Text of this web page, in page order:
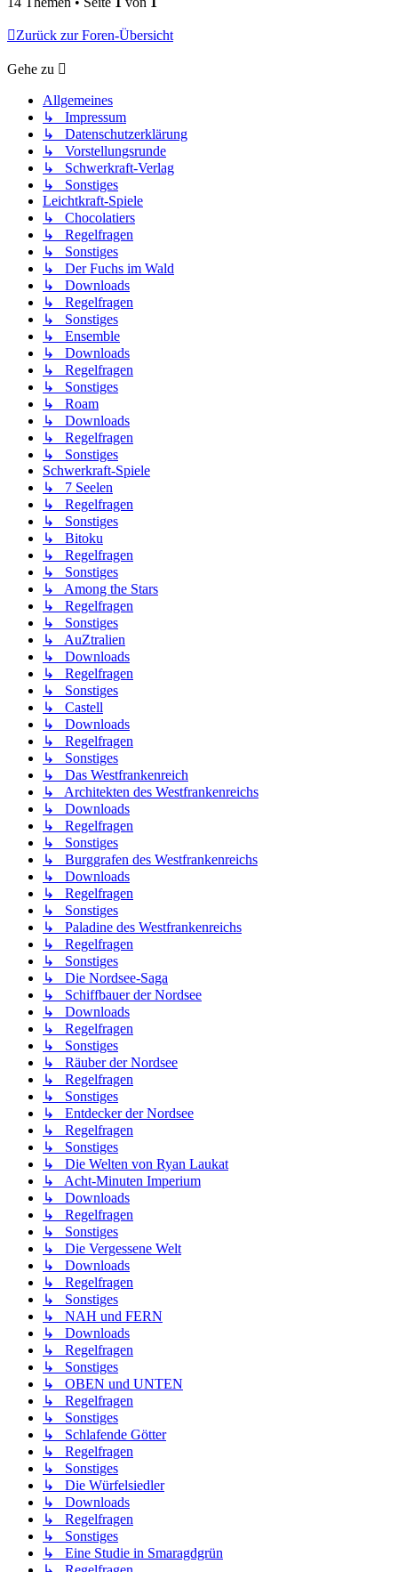
Zurück zur Foren-Übersicht
Gehe zu
Allgemeines
↳ Impressum
↳ Datenschutzerklärung
↳ Vorstellungsrunde
↳ Schwerkraft-Verlag
↳ Sonstiges
Leichtkraft-Spiele
↳ Chocolatiers
↳ Regelfragen
↳ Sonstiges
↳ Der Fuchs im Wald
↳ Downloads
↳ Regelfragen
↳ Sonstiges
↳ Ensemble
↳ Downloads
↳ Regelfragen
↳ Sonstiges
↳ Roam
↳ Downloads
↳ Regelfragen
↳ Sonstiges
Schwerkraft-Spiele
↳ 7 Seelen
↳ Regelfragen
↳ Sonstiges
↳ Bitoku
↳ Regelfragen
↳ Sonstiges
↳ Among the Stars
↳ Regelfragen
↳ Sonstiges
↳ AuZtralien
↳ Downloads
↳ Regelfragen
↳ Sonstiges
↳ Castell
↳ Downloads
↳ Regelfragen
↳ Sonstiges
↳ Das Westfrankenreich
↳ Architekten des Westfrankenreichs
↳ Downloads
↳ Regelfragen
↳ Sonstiges
↳ Burggrafen des Westfrankenreichs
↳ Downloads
↳ Regelfragen
↳ Sonstiges
↳ Paladine des Westfrankenreichs
↳ Regelfragen
↳ Sonstiges
↳ Die Nordsee-Saga
↳ Schiffbauer der Nordsee
↳ Downloads
↳ Regelfragen
↳ Sonstiges
↳ Räuber der Nordsee
↳ Regelfragen
↳ Sonstiges
↳ Entdecker der Nordsee
↳ Regelfragen
↳ Sonstiges
↳ Die Welten von Ryan Laukat
↳ Acht-Minuten Imperium
↳ Downloads
↳ Regelfragen
↳ Sonstiges
↳ Die Vergessene Welt
↳ Downloads
↳ Regelfragen
↳ Sonstiges
↳ NAH und FERN
↳ Downloads
↳ Regelfragen
↳ Sonstiges
↳ OBEN und UNTEN
↳ Regelfragen
↳ Sonstiges
↳ Schlafende Götter
↳ Regelfragen
↳ Sonstiges
↳ Die Würfelsiedler
↳ Downloads
↳ Regelfragen
↳ Sonstiges
↳ Eine Studie in Smaragdgrün